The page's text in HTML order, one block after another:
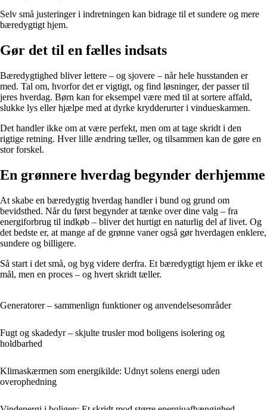
Selv små justeringer i indretningen kan bidrage til et sundere og mere
bæredygtigt hjem.
Gør det til en fælles indsats
Bæredygtighed bliver lettere – og sjovere – når hele husstanden er
med. Tal om, hvorfor det er vigtigt, og find løsninger, der passer til
jeres hverdag. Børn kan for eksempel være med til at sortere affald,
slukke lys eller hjælpe med at dyrke krydderurter i vindueskarmen.
Det handler ikke om at være perfekt, men om at tage skridt i den
rigtige retning. Hver lille ændring tæller, og tilsammen kan de gøre en
stor forskel.
En grønnere hverdag begynder derhjemme
At skabe en bæredygtig hverdag handler i bund og grund om
bevidsthed. Når du først begynder at tænke over dine valg – fra
energiforbrug til indkøb – bliver det hurtigt en naturlig del af livet. Og
det bedste er, at mange af de grønne vaner også gør hverdagen enklere,
sundere og billigere.
Så start i det små, og byg videre derfra. Et bæredygtigt hjem er ikke et
mål, men en proces – og hvert skridt tæller.
Generatorer – sammenlign funktioner og anvendelsesområder
Fugt og skadedyr – skjulte trusler mod boligens isolering og
holdbarhed
Klimaskærmen som energikilde: Udnyt solens energi uden
overophedning